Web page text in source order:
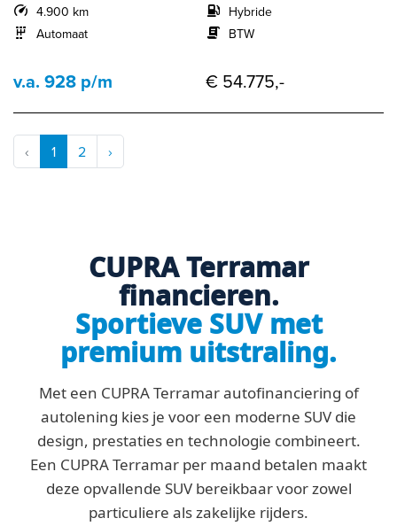
4.900 km
Automaat
Hybride
BTW
v.a. 928 p/m € 54.775,-
‹ 1 2 ›
CUPRA Terramar
financieren.
Sportieve SUV met
premium uitstraling.
Met een CUPRA Terramar autofinanciering of
autolening kies je voor een moderne SUV die
design, prestaties en technologie combineert.
Een CUPRA Terramar per maand betalen maakt
deze opvallende SUV bereikbaar voor zowel
particuliere als zakelijke rijders.